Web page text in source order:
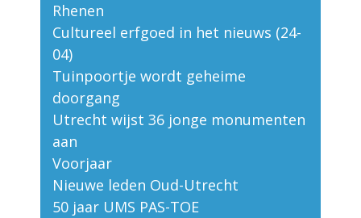
Rhenen
Cultureel erfgoed in het nieuws (24-
04)
Tuinpoortje wordt geheime
doorgang
Utrecht wijst 36 jonge monumenten
aan
Voorjaar
Nieuwe leden Oud-Utrecht
50 jaar UMS PAS-TOE